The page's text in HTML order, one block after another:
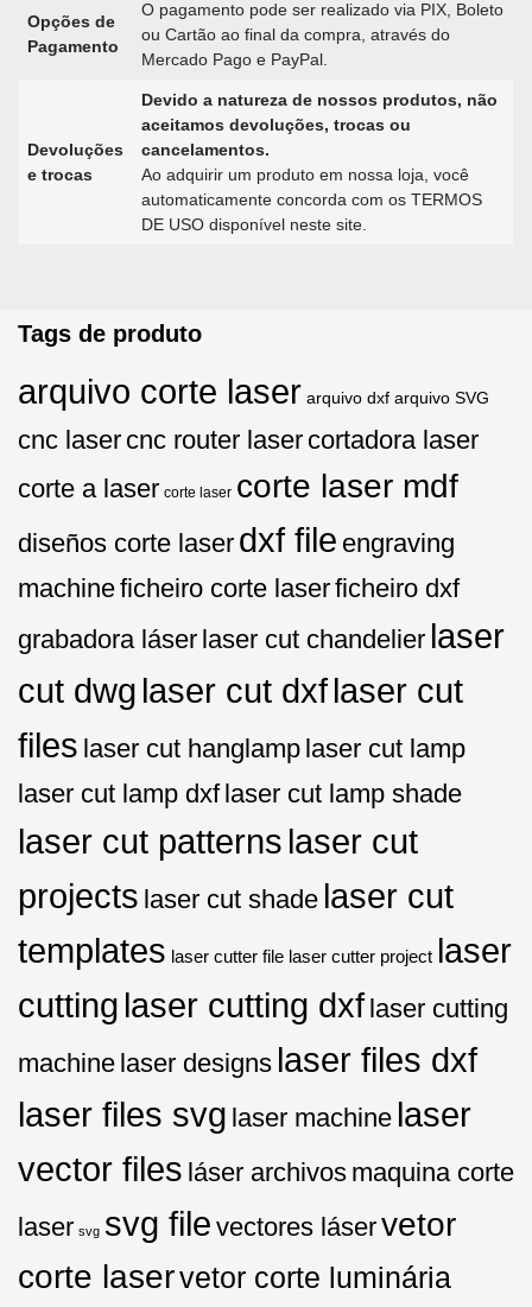
Opções de
Pagamento
O pagamento pode ser realizado via PIX, Boleto
ou Cartão ao final da compra, através do
Mercado Pago e PayPal.
Devoluções
e trocas
Devido a natureza de nossos produtos, não
aceitamos devoluções, trocas ou
cancelamentos.
Ao adquirir um produto em nossa loja, você
automaticamente concorda com os TERMOS
DE USO disponível neste site.
Tags de produto
arquivo corte laser arquivo dxf arquivo SVG
cnc laser cnc router laser cortadora laser
corte a laser corte laser corte laser mdf
diseños corte laser dxf file engraving
machineficheiro corte laserficheiro dxf
grabadora láser laser cut chandelier laser
cut dwg laser cut dxflaser cut
files laser cut hanglamp laser cut lamp
laser cut lamp dxf laser cut lamp shade
laser cut patterns laser cut
projects laser cut shade laser cut
templates laser cutter file laser cutter project laser
cutting laser cutting dxf laser cutting
machine laser designs laser files dxf
laser files svg laser machine laser
vector files láser archivos maquina corte
laser svg svg file vectores láservetor
corte laservetor corte luminária